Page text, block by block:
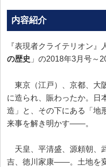
内容紹介
『表現者クライテリオン』
の歴史 」の2018年3月号～
東京（江戸）、京都、大
に造られ、賑わったか。日
造」と、その下にある「地
来事を解き明かす――。
天皇、平清盛、源頼朝、
吉、徳川家康――。土地を